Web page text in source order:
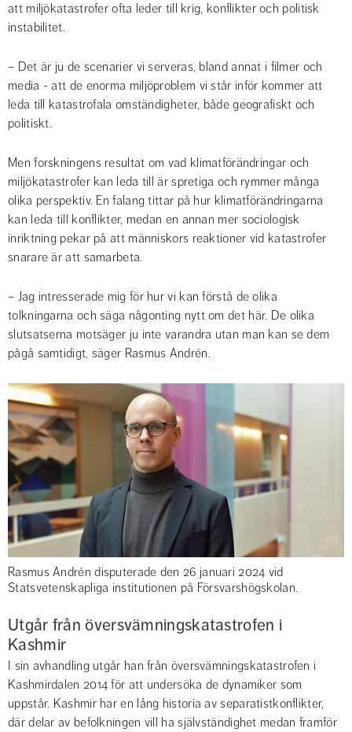
att miljökatastrofer ofta leder till krig, konflikter och politisk
instabilitet.
– Det är ju de scenarier vi serveras, bland annat i filmer och
media - att de enorma miljöproblem vi står inför kommer att
leda till katastrofala omständigheter, både geografiskt och
politiskt.
Men forskningens resultat om vad klimatförändringar och
miljökatastrofer kan leda till är spretiga och rymmer många
olika perspektiv. En falang tittar på hur klimatförändringarna
kan leda till konflikter, medan en annan mer sociologisk
inriktning pekar på att människors reaktioner vid katastrofer
snarare är att samarbeta.
– Jag intresserade mig för hur vi kan förstå de olika
tolkningarna och säga någonting nytt om det här. De olika
slutsatserna motsäger ju inte varandra utan man kan se dem
pågå samtidigt, säger Rasmus Andrén.
Rasmus Andrén disputerade den 26 januari 2024 vid
Statsvetenskapliga institutionen på Försvarshögskolan.
Utgår från översvämningskatastrofen i
Kashmir
I sin avhandling utgår han från översvämningskatastrofen i
Kashmirdalen 2014 för att undersöka de dynamiker som
uppstår. Kashmir har en lång historia av separatistkonflikter,
där delar av befolkningen vill ha självständighet medan framför